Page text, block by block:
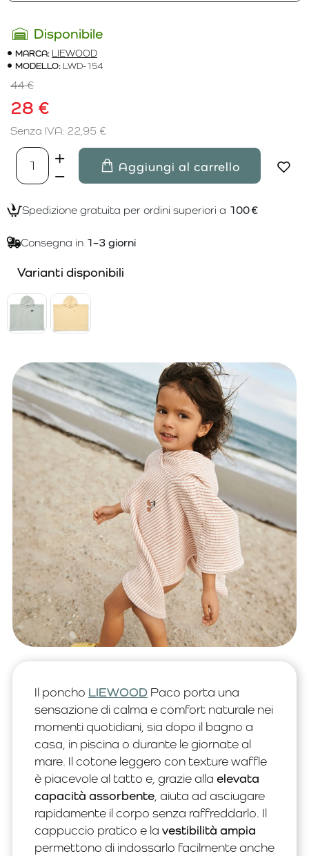
Disponibile
MARCA: LIEWOOD
MODELLO: LWD-154
28 €
44 €
Senza IVA: 22,95 €
Aggiungi al carrello
Spedizione gratuita per ordini superiori a 100 €
Consegna in 1–3 giorni
Varianti disponibili
Il poncho LIEWOOD Paco porta una
sensazione di calma e comfort naturale nei
momenti quotidiani, sia dopo il bagno a
casa, in piscina o durante le giornate al
mare. Il cotone leggero con texture waffle
è piacevole al tatto e, grazie alla elevata
capacità assorbente , aiuta ad asciugare
rapidamente il corpo senza raffreddarlo. Il
cappuccio pratico e la vestibilità ampia
permettono di indossarlo facilmente anche